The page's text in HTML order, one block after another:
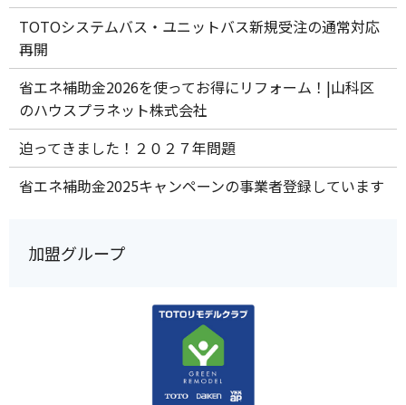
TOTOシステムバス・ユニットバス新規受注の通常対応
再開
省エネ補助金2026を使ってお得にリフォーム！|山科区
のハウスプラネット株式会社
迫ってきました！２０２７年問題
省エネ補助金2025キャンペーンの事業者登録しています
加盟グループ